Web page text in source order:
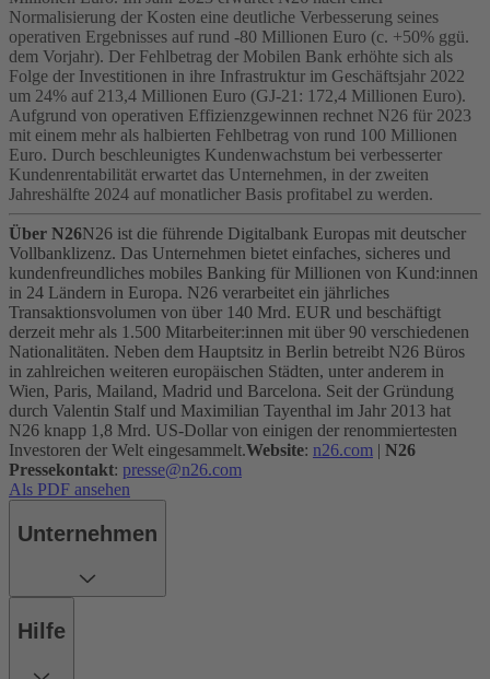
Normalisierung der Kosten eine deutliche Verbesserung seines
operativen Ergebnisses auf rund -80 Millionen Euro (c. +50% ggü.
dem Vorjahr). Der Fehlbetrag der Mobilen Bank erhöhte sich als
Folge der Investitionen in ihre Infrastruktur im Geschäftsjahr 2022
um 24% auf 213,4 Millionen Euro (GJ-21: 172,4 Millionen Euro).
Aufgrund von operativen Effizienzgewinnen rechnet N26 für 2023
mit einem mehr als halbierten Fehlbetrag von rund 100 Millionen
Euro. Durch beschleunigtes Kundenwachstum bei verbesserter
Kundenrentabilität erwartet das Unternehmen, in der zweiten
Jahreshälfte 2024 auf monatlicher Basis profitabel zu werden.
Über N26N26 ist die führende Digitalbank Europas mit deutscher
Vollbanklizenz. Das Unternehmen bietet einfaches, sicheres und
kundenfreundliches mobiles Banking für Millionen von Kund:innen
in 24 Ländern in Europa. N26 verarbeitet ein jährliches
Transaktionsvolumen von über 140 Mrd. EUR und beschäftigt
derzeit mehr als 1.500 Mitarbeiter:innen mit über 90 verschiedenen
Nationalitäten. Neben dem Hauptsitz in Berlin betreibt N26 Büros
in zahlreichen weiteren europäischen Städten, unter anderem in
Wien, Paris, Mailand, Madrid und Barcelona. Seit der Gründung
durch Valentin Stalf und Maximilian Tayenthal im Jahr 2013 hat
N26 knapp 1,8 Mrd. US-Dollar von einigen der renommiertesten
Investoren der Welt eingesammelt.Website: n26.com | N26
Pressekontakt: presse@n26.com
Als PDF ansehen
Unternehmen
Hilfe